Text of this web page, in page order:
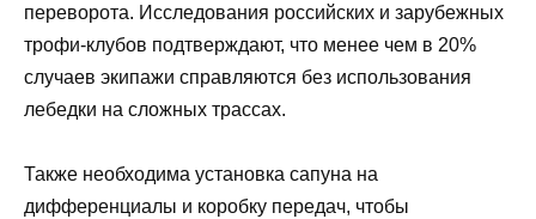
переворота. Исследования российских и зарубежных
трофи-клубов подтверждают, что менее чем в 20%
случаев экипажи справляются без использования
лебедки на сложных трассах.
Также необходима установка сапуна на
дифференциалы и коробку передач, чтобы